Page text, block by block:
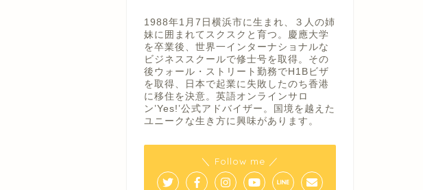
1988年1月7日横浜市に生まれ、３人の姉
妹に囲まれてスクスクと育つ。慶應大学
を卒業後、世界一インターナショナルな
ビジネススクールで修士号を取得。その
後ウォール・ストリート勤務でH1Bビザ
を取得、日本で起業に失敗したのち香港
に移住を決意。英語オンラインサロ
ン’Yes!’公式アドバイザー。国境を越えた
ユニークな生き方に興味があります。
＼ Follow me ／